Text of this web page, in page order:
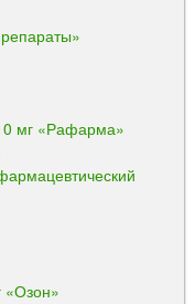
мг «Рафарма»
«Озон»